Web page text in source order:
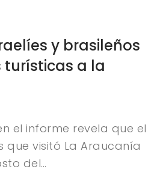
y brasileños
turísticas a la
el informe revela que el
que visitó La Araucanía
del…